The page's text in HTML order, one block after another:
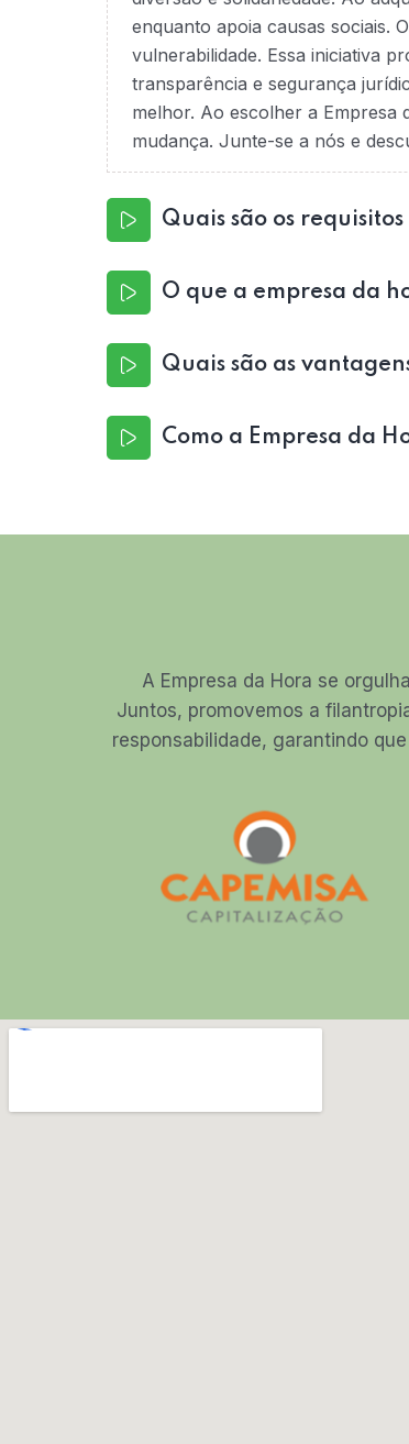
enquanto apoia causas sociais.
vulnerabilidade. Essa iniciativa
transparência e segurança
melhor. Ao escolher a Empresa
mudança. Junte-se a nós e
Quais são os
O que a empresa da
Quais são as
Como a Empresa da
A Empresa da Hora se
Juntos, promovemos a
responsabilidade, garantindo